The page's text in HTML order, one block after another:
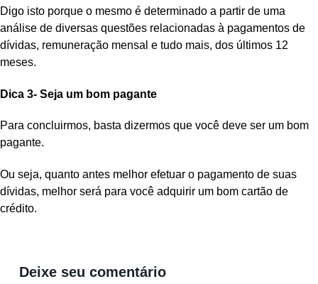
Digo isto porque o mesmo é determinado a partir de uma
análise de diversas questões relacionadas à pagamentos de
dívidas, remuneração mensal e tudo mais, dos últimos 12
meses.
Dica 3- Seja um bom pagante
Para concluirmos, basta dizermos que você deve ser um bom
pagante.
Ou seja, quanto antes melhor efetuar o pagamento de suas
dívidas, melhor será para você adquirir um bom cartão de
crédito.
Deixe seu comentário